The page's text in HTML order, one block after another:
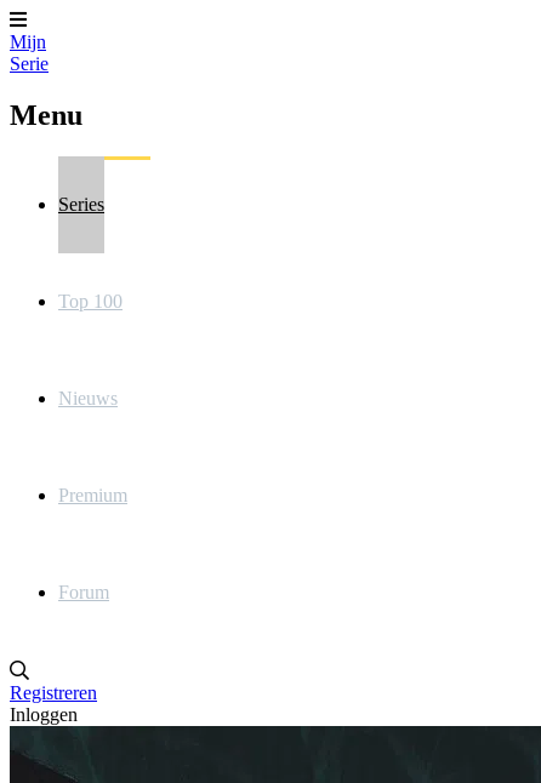
Mijn
Serie
Menu
Series
Top 100
Nieuws
Premium
Forum
Registreren
Inloggen